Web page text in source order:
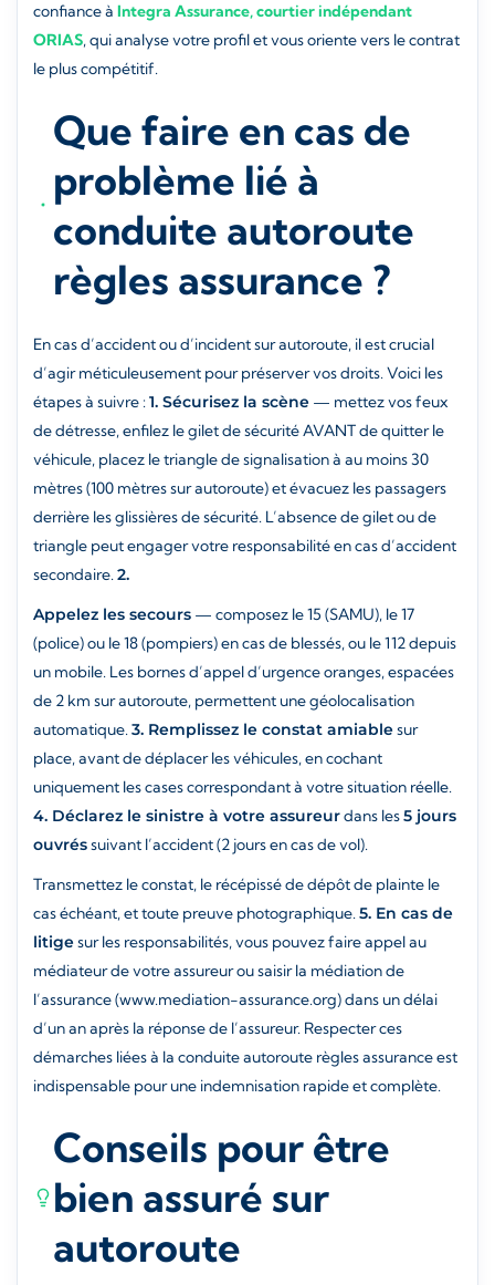
confiance à Integra Assurance, courtier indépendant
ORIAS, qui analyse votre profil et vous oriente vers le contrat
le plus compétitif.
Que faire en cas de
problème lié à
conduite autoroute
règles assurance ?
En cas d’accident ou d’incident sur autoroute, il est crucial
d’agir méticuleusement pour préserver vos droits. Voici les
étapes à suivre :1. Sécurisez la scène — mettez vos feux
de détresse, enfilez le gilet de sécurité AVANT de quitter le
véhicule, placez le triangle de signalisation à au moins 30
mètres (100 mètres sur autoroute) et évacuez les passagers
derrière les glissières de sécurité. L’absence de gilet ou de
triangle peut engager votre responsabilité en cas d’accident
secondaire.2.
Appelez les secours — composez le 15 (SAMU), le 17
(police) ou le 18 (pompiers) en cas de blessés, ou le 112 depuis
un mobile. Les bornes d’appel d’urgence oranges, espacées
de 2 km sur autoroute, permettent une géolocalisation
automatique.3. Remplissez le constat amiablesur
place, avant de déplacer les véhicules, en cochant
uniquement les cases correspondant à votre situation réelle.
4. Déclarez le sinistre à votre assureurdans les5 jours
ouvréssuivant l’accident (2 jours en cas de vol).
Transmettez le constat, le récépissé de dépôt de plainte le
cas échéant, et toute preuve photographique.5. En cas de
litigesur les responsabilités, vous pouvez faire appel au
médiateur de votre assureur ou saisir la médiation de
l’assurance (www.mediation-assurance.org) dans un délai
d’un an après la réponse de l’assureur. Respecter ces
démarches liées à la conduite autoroute règles assurance est
indispensable pour une indemnisation rapide et complète.
Conseils pour être
bien assuré sur
autoroute